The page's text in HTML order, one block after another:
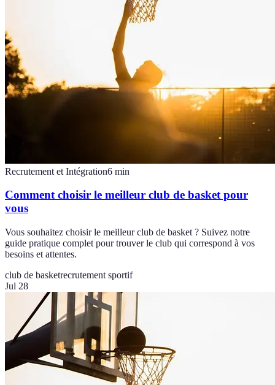
Recrutement et Intégration6 min
Comment choisir le meilleur club de basket pour
vous
Vous souhaitez choisir le meilleur club de basket ? Suivez notre
guide pratique complet pour trouver le club qui correspond à vos
besoins et attentes.
club de basketrecrutement sportif
Jul 28